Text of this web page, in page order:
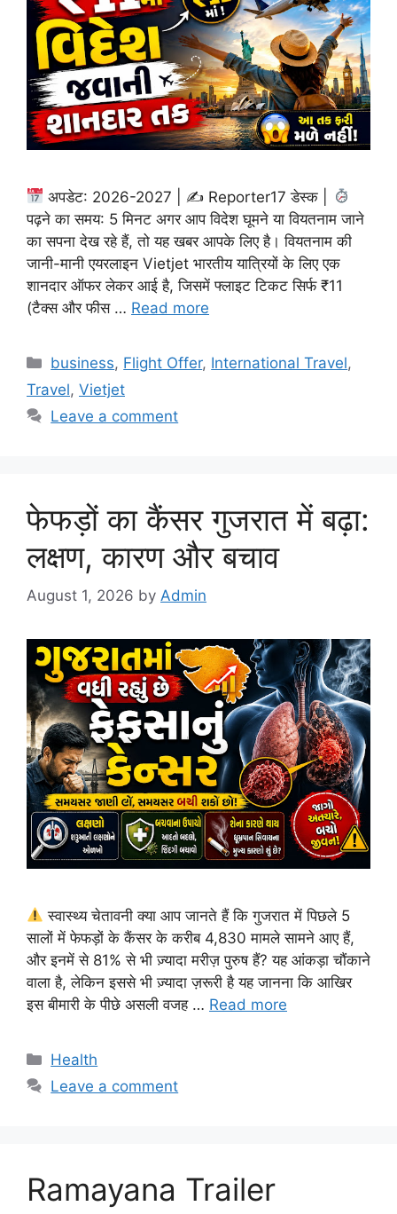
अपडेट: 2026-2027 | ✍ Reporter17 डेस्क |
पढ़ने का समय: 5 मिनट अगर आप विदेश घूमने या वियतनाम जाने
का सपना देख रहे हैं, तो यह खबर आपके लिए है। वियतनाम की
जानी-मानी एयरलाइन Vietjet भारतीय यात्रियों के लिए एक
शानदार ऑफर लेकर आई है, जिसमें फ्लाइट टिकट सिर्फ ₹11
(टैक्स और फीस … Read more
Categories
business, Flight Offer, International Travel,
Travel, Vietjet
Leave a comment
फेफड़ों का कैंसर गुजरात में बढ़ा:
लक्षण, कारण और बचाव
August 1, 2026 by Admin
स्वास्थ्य चेतावनी क्या आप जानते हैं कि गुजरात में पिछले 5
सालों में फेफड़ों के कैंसर के करीब 4,830 मामले सामने आए हैं,
और इनमें से 81% से भी ज़्यादा मरीज़ पुरुष हैं? यह आंकड़ा चौंकाने
वाला है, लेकिन इससे भी ज़्यादा ज़रूरी है यह जानना कि आखिर
इस बीमारी के पीछे असली वजह … Read more
Categories
Health
Leave a comment
Ramayana Trailer